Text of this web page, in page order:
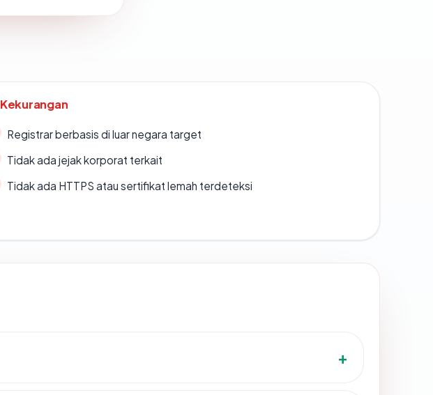
Kekurangan
Registrar berbasis di luar negara target
Tidak ada jejak korporat terkait
Tidak ada HTTPS atau sertifikat lemah terdeteksi